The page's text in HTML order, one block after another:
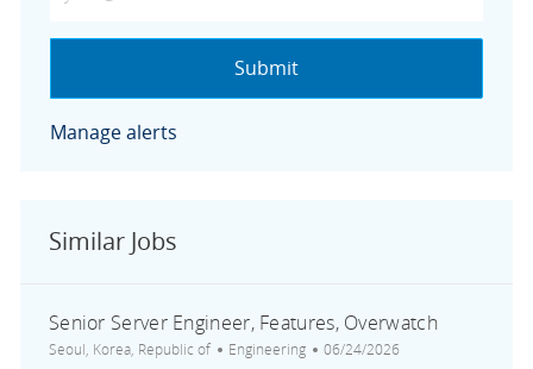
Submit
Manage alerts
Similar Jobs
Senior Server Engineer, Features, Overwatch
Location
Seoul, Korea, Republic of Category
Engineering Posted Date
06/24/2026